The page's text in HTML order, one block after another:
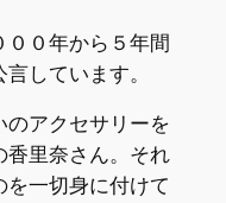
０年から５年間
しています。
のアクセサリーを
香里奈さん。それ
を一切身に付けて